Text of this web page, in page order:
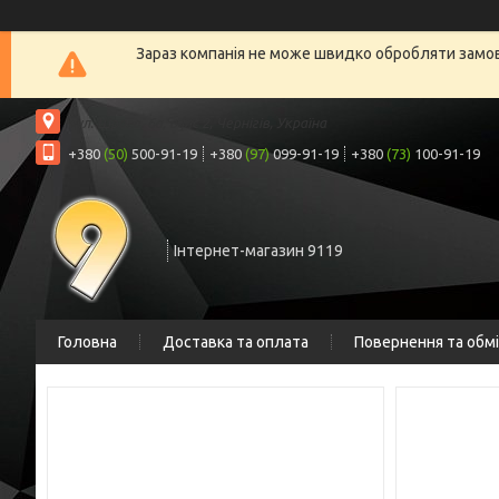
Зараз компанія не може швидко обробляти
вул. Шрага, 6а, офіс 2, Чернігів, Україна
+380 (50) 500-91-19 +380 (97)099-91-19 +380 (73) 100-91-19
Інтернет-магазин 9119
Головна Доставка та оплата Повернення та